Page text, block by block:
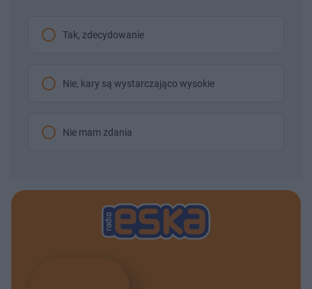
Tak, zdecydowanie
Nie, kary są wystarczająco wysokie
Nie mam zdania